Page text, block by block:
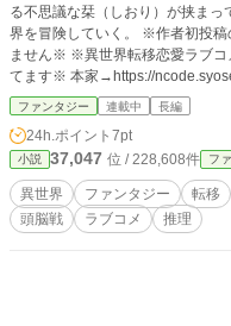
る不思議な栞（しおり）が挟ま
界を冒険していく。 ※作者初投稿の初心者です※ ※ヒロインは９部まで出てき
ません※ ※異世界転移恋愛ラブコ
てます※ 本家→https://ncode.syosetu.com/n7043ht/ 作者メイン作品のリンクを
張っておきます。 よろしければ
齢版）も書き始めました。（第10
た女性ブイチューバーは男だった
7615/929679192 ②【人狼しよう】（完全会話型で人狼ゲームをします。推理
出来るのでぜ挑戦してみてくださ
247615/975679987
ファンタジー 連載中 長編
24h.ポイント 7pt
小説 37,047 位 / 228,608件 フ
異世界 ファンタジー 転移
頭脳戦
ラブコメ 推理